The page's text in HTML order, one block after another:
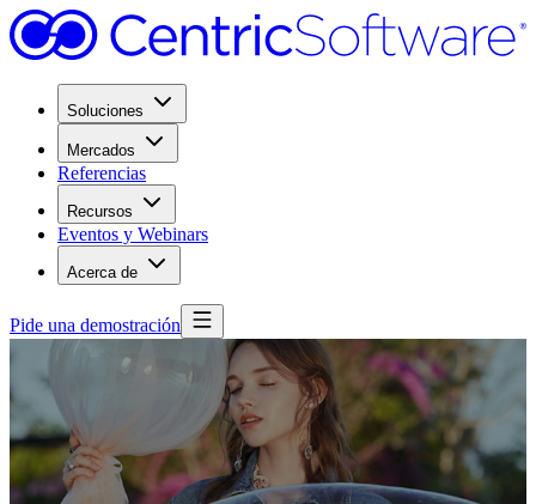
Soluciones
Mercados
Referencias
Recursos
Eventos y Webinars
Acerca de
Pide una demostración